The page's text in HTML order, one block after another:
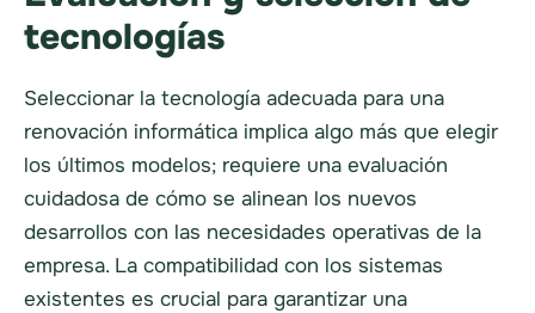
tecnologías
Seleccionar la tecnología adecuada para una
renovación informática implica algo más que elegir
los últimos modelos; requiere una evaluación
cuidadosa de cómo se alinean los nuevos
desarrollos con las necesidades operativas de la
empresa. La compatibilidad con los sistemas
existentes es crucial para garantizar una